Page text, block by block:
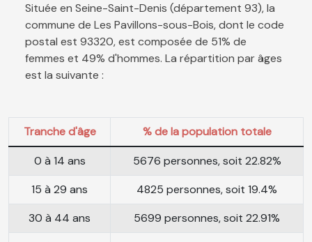
Située en Seine-Saint-Denis (département 93), la
commune de Les Pavillons-sous-Bois, dont le code
postal est 93320, est composée de 51% de
femmes et 49% d'hommes. La répartition par âges
est la suivante :
Tranche d'âge
% de la population totale
0 à 14 ans
5676 personnes, soit 22.82%
15 à 29 ans
4825 personnes, soit 19.4%
30 à 44 ans
5699 personnes, soit 22.91%